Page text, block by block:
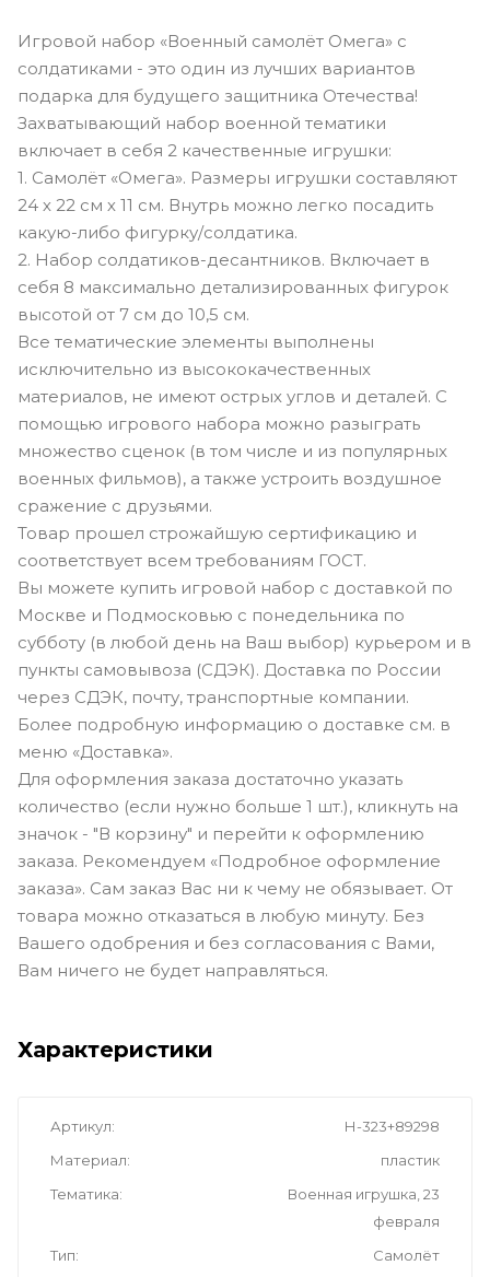
Игровой набор «Военный самолёт Омега» с
солдатиками - это один из лучших вариантов
подарка для будущего защитника Отечества!
Захватывающий набор военной тематики
включает в себя 2 качественные игрушки:
1. Самолёт «Омега». Размеры игрушки составляют
24 х 22 см х 11 см. Внутрь можно легко посадить
какую-либо фигурку/солдатика.
2. Набор солдатиков-десантников. Включает в
себя 8 максимально детализированных фигурок
высотой от 7 см до 10,5 см.
Все тематические элементы выполнены
исключительно из высококачественных
материалов, не имеют острых углов и деталей. С
помощью игрового набора можно разыграть
множество сценок (в том числе и из популярных
военных фильмов), а также устроить воздушное
сражение с друзьями.
Товар прошел строжайшую сертификацию и
соответствует всем требованиям ГОСТ.
Вы можете купить игровой набор с доставкой по
Москве и Подмосковью с понедельника по
субботу (в любой день на Ваш выбор) курьером и в
пункты самовывоза (СДЭК). Доставка по России
через СДЭК, почту, транспортные компании.
Более подробную информацию о доставке см. в
меню «Доставка».
Для оформления заказа достаточно указать
количество (если нужно больше 1 шт.), кликнуть на
значок - "В корзину" и перейти к оформлению
заказа. Рекомендуем «Подробное оформление
заказа». Сам заказ Вас ни к чему не обязывает. От
товара можно отказаться в любую минуту. Без
Вашего одобрения и без согласования с Вами,
Вам ничего не будет направляться.
Характеристики
Артикул
Н-323+89298
Материал
пластик
Тематика
Военная игрушка, 23
февраля
Тип
Самолёт